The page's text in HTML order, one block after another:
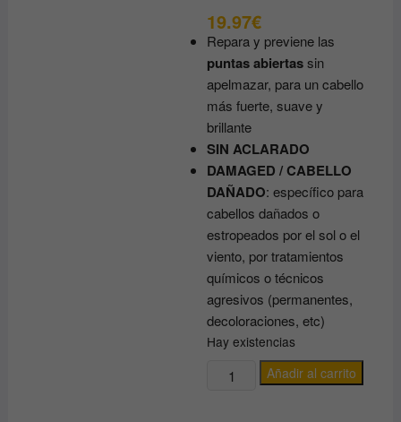
19.97€
Repara y previene las
puntas abiertas sin
apelmazar, para un cabello
más fuerte, suave y
brillante
SIN ACLARADO
DAMAGED / CABELLO
DAÑADO: específico para
cabellos dañados o
estropeados por el sol o el
viento, por tratamientos
químicos o técnicos
agresivos (permanentes,
decoloraciones, etc)
Hay existencias
CREMA
REPARADORA
Añadir al carrito